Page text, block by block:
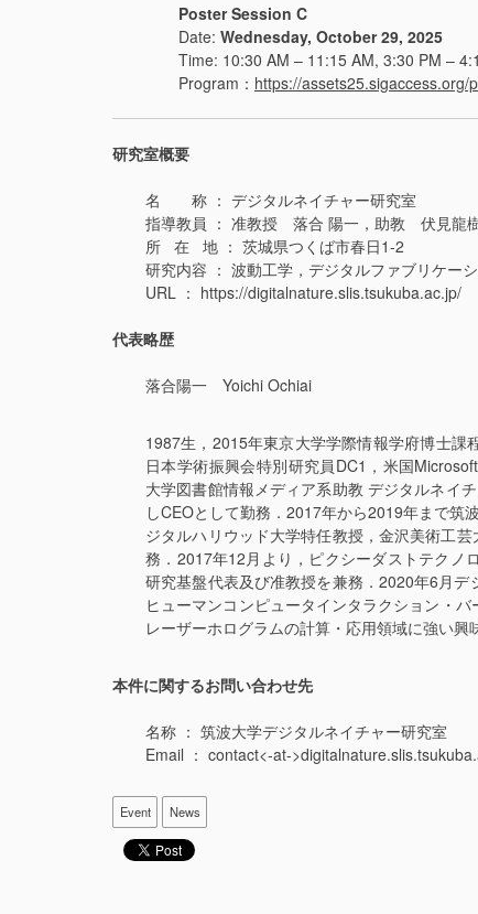
Poster Session C
Date: Wednesday, October 29, 2025
Time: 10:30 AM – 11:15 AM, 3:30 PM –
Program： https://assets25.sigaccess.org/
研究室概要
名 称 ： デジタルネイチャー研究室
指導教員 ： 准教授 落合 陽一，助教 伏見龍
所 在 地 ： 茨城県つくば市春日1-2
研究内容 ： 波動工学，デジタルファブリケー
URL ： https://digitalnature.slis.tsukuba.ac.jp/
代表略歴
落合陽一 Yoichi Ochiai
1987生，2015年東京大学学際情報学府博士課
日本学術振興会特別研究員DC1，米国
大学図書館情報メディア系助教 デジタルネイ
しCEOとして勤務．2017年から2019年まで筑
ジタルハリウッド大学特任教授，金沢美術工
務．2017年12月より，ピクシーダストテクノ
研究基盤代表及び准教授を兼務．2020年6月
ヒューマンコンピュータインタラクション・
レーザーホログラムの計算・応用領域に強い興
本件に関するお問い合わせ先
名称 ： 筑波大学デジタルネイチャー研究室
Email ： contact<-at-
Event News